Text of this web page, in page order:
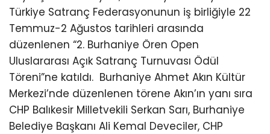
Türkiye Satranç Federasyonunun iş birliğiyle 22
Temmuz-2 Ağustos tarihleri arasında
düzenlenen “2. Burhaniye Ören Open
Uluslararası Açık Satranç Turnuvası Ödül
Töreni”ne katıldı. Burhaniye Ahmet Akın Kültür
Merkezi’nde düzenlenen törene Akın’ın yanı sıra
CHP Balıkesir Milletvekili Serkan Sarı, Burhaniye
Belediye Başkanı Ali Kemal Deveciler, CHP